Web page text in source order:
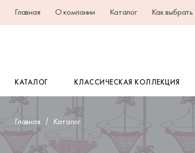
Главная О компании Каталог Как выбрать
КАТАЛОГ КЛАССИЧЕСКАЯ КОЛЛЕКЦИЯ
Главная Каталог